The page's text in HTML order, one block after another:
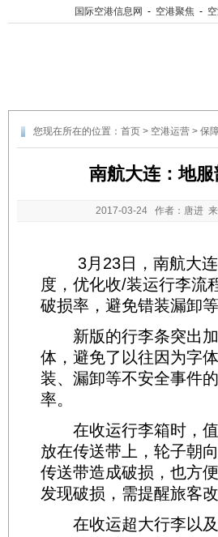
国际空港信息网 - 空港聚焦 -
您现在所在的位置： 首页 > 空港运营 > 保
南航大连：地
2017-03-24 作者：唐进 来
3月23日，南航大连
度，优化收/装运行李流
破损率，避免错装漏卸
新版的行李条突出加
体，避免了以往因为字
装、漏卸等不安全事件
率。
在收运行李箱时，值
放在传送带上，轮子朝
传送带造成破损，也方
发现破损，需提醒旅客改
在收运超大行李以及